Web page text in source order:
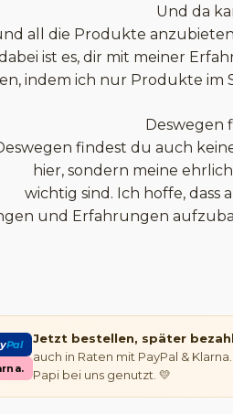
Und da
all die Produkte
ist es, dir mit meiner
indem ich nur Produkte im
Deswegen
findest du auch
hier, sondern meine
wichtig sind. Ich hoffe, dass
und Erfahrungen
Pal
Jetzt bestellen, später
auch in Raten mit PayPal &
Papi bei uns genutzt. 💛